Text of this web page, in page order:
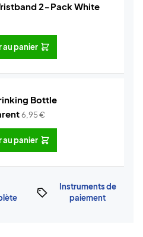
2-Pack White
au panier
Bottle
6,95€
au panier
Instruments de
paiement